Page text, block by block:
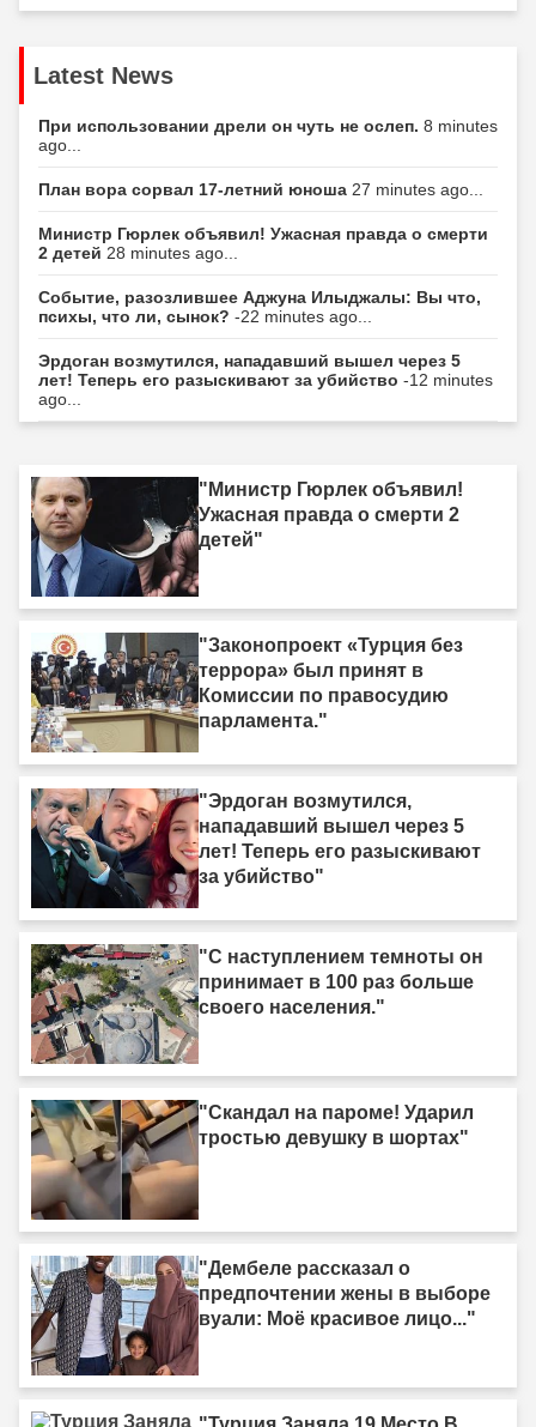
Latest News
При использовании дрели он чуть не ослеп. 8 minutes
ago...
План вора сорвал 17-летний юноша 27 minutes ago...
Министр Гюрлек объявил! Ужасная правда о смерти
2 детей 28 minutes ago...
Событие, разозлившее Аджуна Илыджалы: Вы что,
психы, что ли, сынок? -22 minutes ago...
Эрдоган возмутился, нападавший вышел через 5
лет! Теперь его разыскивают за убийство -12 minutes
ago...
"Министр Гюрлек объявил!
Ужасная правда о смерти 2
детей"
"Законопроект «Турция без
террора» был принят в
Комиссии по правосудию
парламента."
"Эрдоган возмутился,
нападавший вышел через 5
лет! Теперь его разыскивают
за убийство"
"С наступлением темноты он
принимает в 100 раз больше
своего населения."
"Скандал на пароме! Ударил
тростью девушку в шортах"
"Дембеле рассказал о
предпочтении жены в выборе
вуали: Моё красивое лицо..."